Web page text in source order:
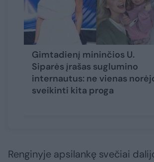
Gimtadienį mininčios U.
Siparės įrašas suglumino
internautus: ne vienas
sveikinti kita proga
Renginyje apsilankę svečiai